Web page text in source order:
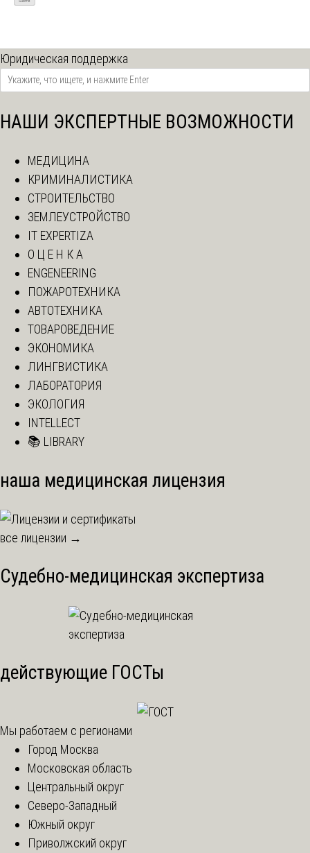
Юридическая поддержка
НАШИ ЭКСПЕРТНЫЕ ВОЗМОЖНОСТИ
МЕДИЦИНА
КРИМИНАЛИСТИКА
СТРОИТЕЛЬСТВО
ЗЕМЛЕУСТРОЙСТВО
IT EXPERTIZA
О Ц Е Н К А
ENGENEERING
ПОЖАРОТЕХНИКА
АВТОТЕХНИКА
ТОВАРОВЕДЕНИЕ
ЭКОНОМИКА
ЛИНГВИСТИКА
ЛАБОРАТОРИЯ
ЭКОЛОГИЯ
INTELLECT
📚 LIBRARY
наша медицинская лицензия
все лицензии →
Судебно-медицинская экспертиза
действующие ГОСТы
Мы работаем с регионами
Город Москва
Московская область
Центральный округ
Северо-Западный
Южный округ
Приволжский округ